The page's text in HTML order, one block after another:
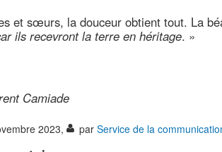
et sœurs, la douceur obtient tout. La
ils recevront la terre en héritage. »
Camiade
2023, par Service de la